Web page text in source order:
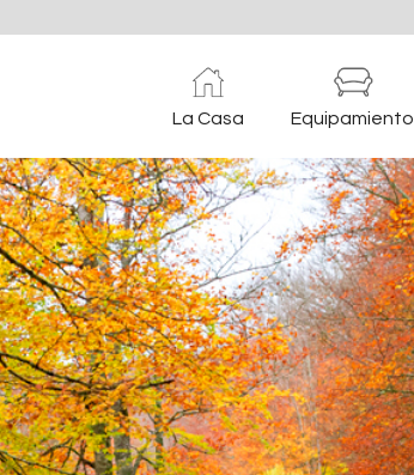
La Casa Equipamiento